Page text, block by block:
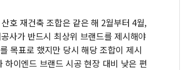
호 재건축 조합은 같은 해 2월부터 4월,
사가 반드시 최상위 브랜드를 제시해야
목표로 했지만 당시 해당 조합이 제시
이엔드 브랜드 시공 현장 대비 낮은 편